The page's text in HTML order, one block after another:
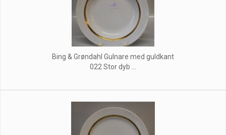
Bing & Grøndahl Gulnare med guldkant
022 Stor dyb ...